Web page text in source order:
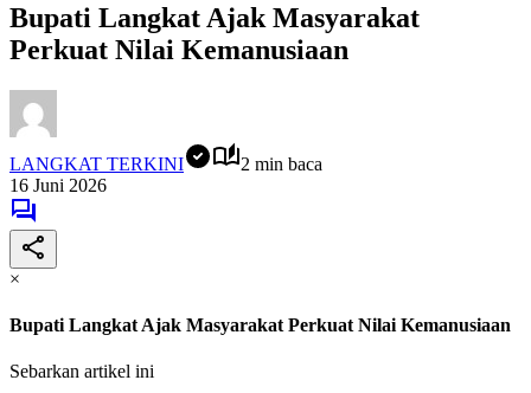
Bupati Langkat Ajak Masyarakat
Perkuat Nilai Kemanusiaan
LANGKAT TERKINI
2 min baca
16 Juni 2026
×
Bupati Langkat Ajak Masyarakat Perkuat Nilai Kemanusiaan
Sebarkan artikel ini